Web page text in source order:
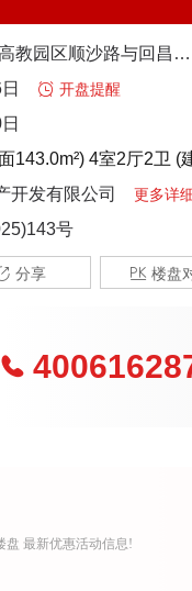
昌平 昌平沙河高教园区顺沙路与回昌路交汇处，距离沙河高教园地铁站直线距离约1公里
 开盘提醒
143.0m²) 4室2厅2卫 (建面
开发有限公司 更多详
号
分享  楼盘

盘 最新优惠活动信息!